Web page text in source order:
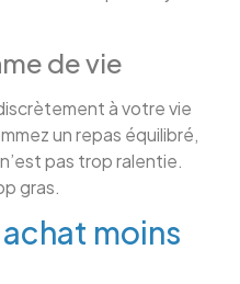
de vie
à votre vie
un repas équilibré,
pas trop ralentie.
gras.
moins